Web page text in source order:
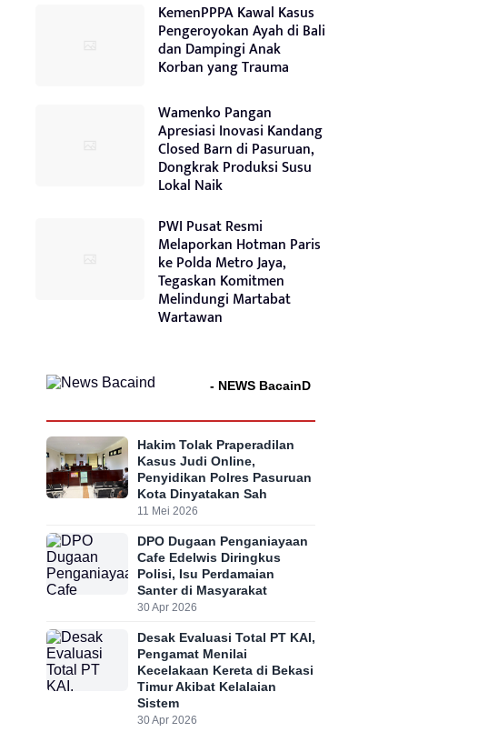
KemenPPPA Kawal Kasus
Pengeroyokan Ayah di Bali
dan Dampingi Anak
Korban yang Trauma
Wamenko Pangan
Apresiasi Inovasi Kandang
Closed Barn di Pasuruan,
Dongkrak Produksi Susu
Lokal Naik
PWI Pusat Resmi
Melaporkan Hotman Paris
ke Polda Metro Jaya,
Tegaskan Komitmen
Melindungi Martabat
Wartawan
- NEWS BacainD
Hakim Tolak Praperadilan
Kasus Judi Online,
Penyidikan Polres Pasuruan
Kota Dinyatakan Sah
11 Mei 2026
DPO Dugaan Penganiayaan
Cafe Edelwis Diringkus
Polisi, Isu Perdamaian
Santer di Masyarakat
30 Apr 2026
Desak Evaluasi Total PT KAI,
Pengamat Menilai
Kecelakaan Kereta di Bekasi
Timur Akibat Kelalaian
Sistem
30 Apr 2026